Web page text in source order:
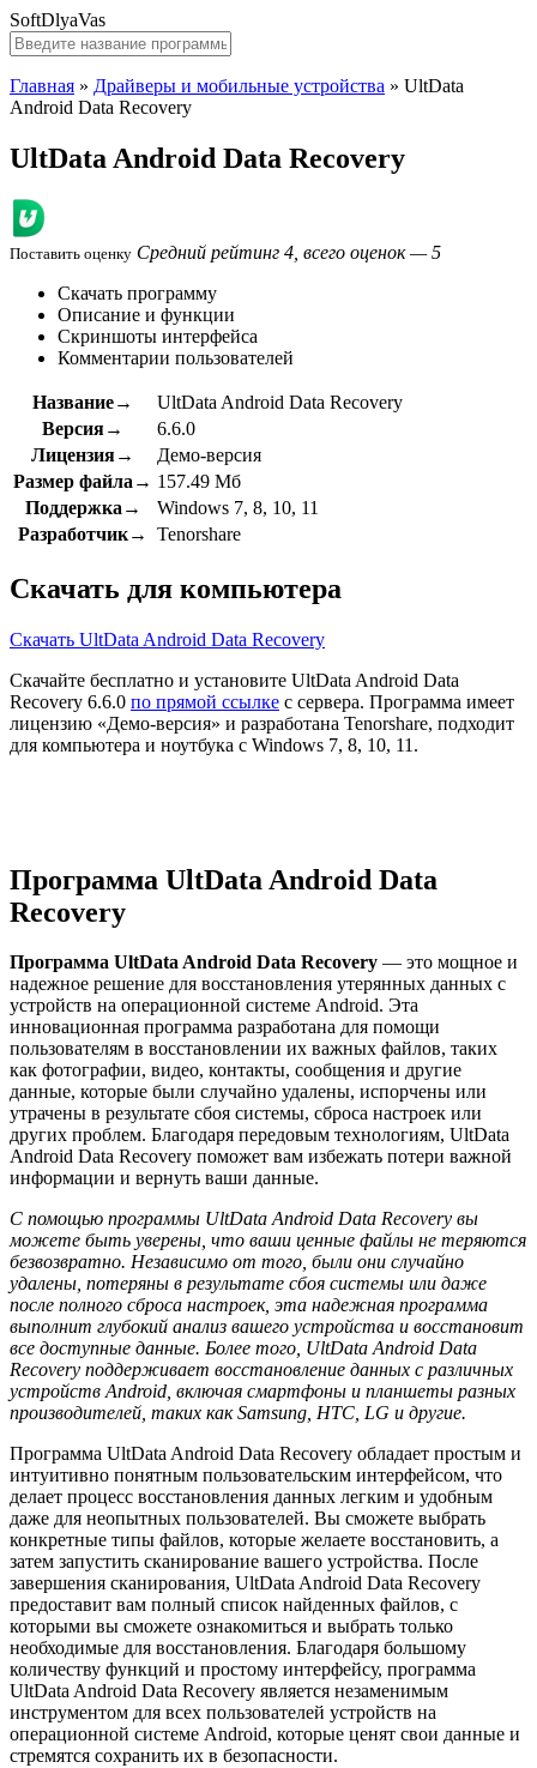
SoftDlyaVas
Главная » Драйверы и мобильные устройства » UltData
Android Data Recovery
UltData Android Data Recovery
Поставить оценку Средний рейтинг 4, всего оценок — 5
Скачать программу
Описание и функции
Скриншоты интерфейса
Комментарии пользователей
Название→
UltData Android Data Recovery
Версия→
6.6.0
Лицензия→
Демо-версия
Размер файла→ 157.49 Мб
Поддержка→
Windows 7, 8, 10, 11
Разработчик→
Tenorshare
Скачать для компьютера
Скачать UltData Android Data Recovery
Скачайте бесплатно и установите UltData Android Data
Recovery 6.6.0 по прямой ссылке с сервера. Программа имеет
лицензию «Демо-версия» и разработана Tenorshare, подходит
для компьютера и ноутбука с Windows 7, 8, 10, 11.
Программа UltData Android Data
Recovery
Программа UltData Android Data Recovery — это мощное и
надежное решение для восстановления утерянных данных с
устройств на операционной системе Android. Эта
инновационная программа разработана для помощи
пользователям в восстановлении их важных файлов, таких
как фотографии, видео, контакты, сообщения и другие
данные, которые были случайно удалены, испорчены или
утрачены в результате сбоя системы, сброса настроек или
других проблем. Благодаря передовым технологиям, UltData
Android Data Recovery поможет вам избежать потери важной
информации и вернуть ваши данные.
С помощью программы UltData Android Data Recovery вы
можете быть уверены, что ваши ценные файлы не теряются
безвозвратно. Независимо от того, были они случайно
удалены, потеряны в результате сбоя системы или даже
после полного сброса настроек, эта надежная программа
выполнит глубокий анализ вашего устройства и восстановит
все доступные данные. Более того, UltData Android Data
Recovery поддерживает восстановление данных с различных
устройств Android, включая смартфоны и планшеты разных
производителей, таких как Samsung, HTC, LG и другие.
Программа UltData Android Data Recovery обладает простым и
интуитивно понятным пользовательским интерфейсом, что
делает процесс восстановления данных легким и удобным
даже для неопытных пользователей. Вы сможете выбрать
конкретные типы файлов, которые желаете восстановить, а
затем запустить сканирование вашего устройства. После
завершения сканирования, UltData Android Data Recovery
предоставит вам полный список найденных файлов, с
которыми вы сможете ознакомиться и выбрать только
необходимые для восстановления. Благодаря большому
количеству функций и простому интерфейсу, программа
UltData Android Data Recovery является незаменимым
инструментом для всех пользователей устройств на
операционной системе Android, которые ценят свои данные и
стремятся сохранить их в безопасности.